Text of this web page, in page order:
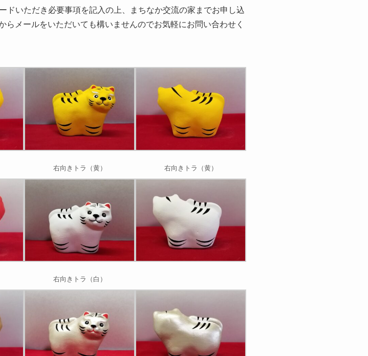
ドいただき必要事項を記入の上、まちなか交流の家までお申し込
メールをいただいても構いませんのでお気軽にお問い合わせく
右向きトラ（黄） 右向きトラ（黄）
右向きトラ（白）